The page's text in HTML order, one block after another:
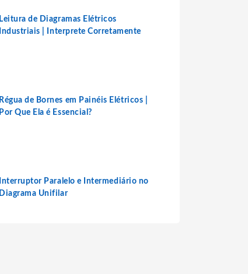
Leitura de Diagramas Elétricos
Industriais | Interprete Corretamente
Régua de Bornes em Painéis Elétricos |
Por Que Ela é Essencial?
Interruptor Paralelo e Intermediário no
Diagrama Unifilar